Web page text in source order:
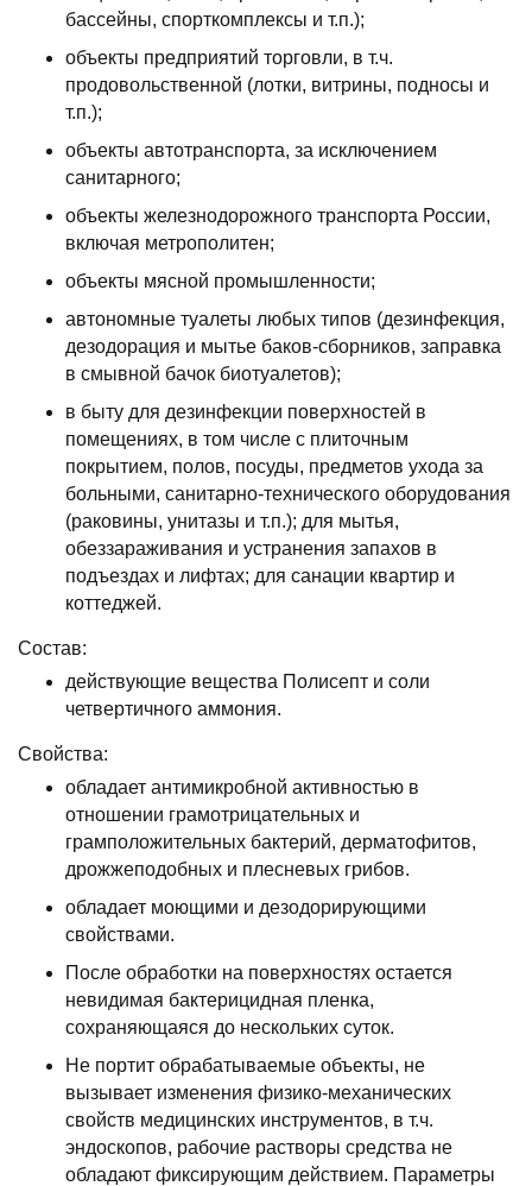
бассейны, спорткомплексы и т.п.);
объекты предприятий торговли, в т.ч.
продовольственной (лотки, витрины, подносы и
т.п.);
объекты автотранспорта, за исключением
санитарного;
объекты железнодорожного транспорта России,
включая метрополитен;
объекты мясной промышленности;
автономные туалеты любых типов (дезинфекция,
дезодорация и мытье баков-сборников, заправка
в смывной бачок биотуалетов);
в быту для дезинфекции поверхностей в
помещениях, в том числе с плиточным
покрытием, полов, посуды, предметов ухода за
больными, санитарно-технического оборудования
(раковины, унитазы и т.п.); для мытья,
обеззараживания и устранения запахов в
подъездах и лифтах; для санации квартир и
коттеджей.
Состав:
действующие вещества Полисепт и соли
четвертичного аммония.
Свойства:
обладает антимикробной активностью в
отношении грамотрицательных и
грамположительных бактерий, дерматофитов,
дрожжеподобных и плесневых грибов.
обладает моющими и дезодорирующими
свойствами.
После обработки на поверхностях остается
невидимая бактерицидная пленка,
сохраняющаяся до нескольких суток.
Не портит обрабатываемые объекты, не
вызывает изменения физико-механических
свойств медицинских инструментов, в т.ч.
эндоскопов, рабочие растворы средства не
обладают фиксирующим действием. Параметры